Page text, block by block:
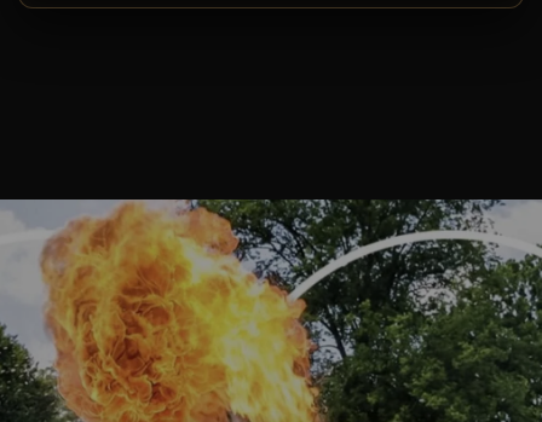
🐍REPTIELENSHOW